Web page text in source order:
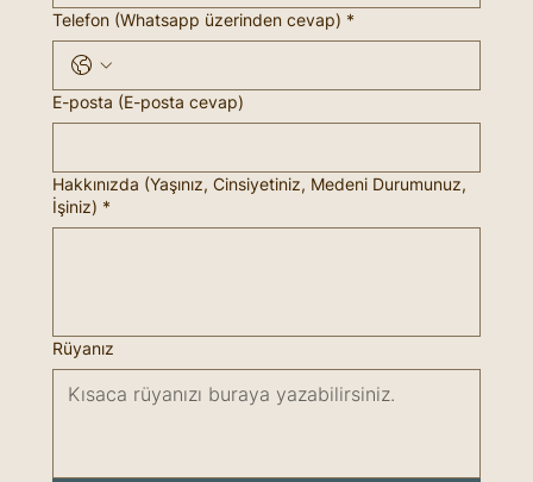
Telefon (Whatsapp üzerinden cevap) *
E-posta (E-posta cevap)
Hakkınızda (Yaşınız, Cinsiyetiniz, Medeni Durumunuz,
İşiniz) *
Rüyanız